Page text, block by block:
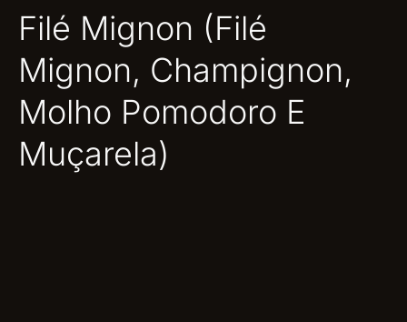
Filé Mignon (Filé
Mignon, Champignon,
Molho Pomodoro E
Muçarela)